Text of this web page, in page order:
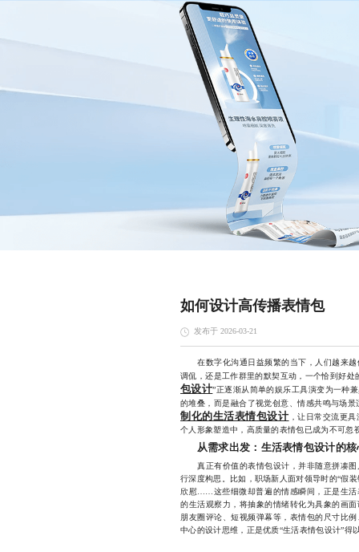
如何设计高传播表情包
发布于 2026-03-21
在数字化沟通日益频繁的当下，人们越来越
调侃，还是工作群里的默契互动，一个恰到好
包设计”正逐渐从简单的娱乐工具演变为一种
的堆叠，而是融合了视觉创意、情感共鸣与场
制化的生活表情包设计 ，让日常交流更
个人形象塑造中，高质量的表情包已成为不可忽
从需求出发：生活表情包设计的
真正有价值的表情包设计，并非随意拼凑图
行深度构思。比如，职场新人面对领导时的“假
欣慰……这些细微却普遍的情感瞬间，正是生活
的生活观察力，将抽象的情绪转化为具象的画
朋友圈评论、短视频弹幕等，表情包的尺寸比
中心的设计思维，正是优质“生活表情包设计”得